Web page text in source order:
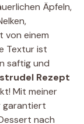
Äpfeln,
von einem
Textur ist
saftig und
Rezept
Mit meiner
nach